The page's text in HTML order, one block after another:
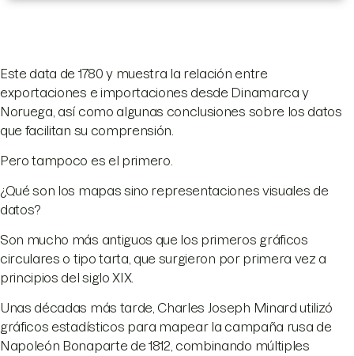
Este data de 1780 y muestra la relación entre
exportaciones e importaciones desde Dinamarca y
Noruega, así como algunas conclusiones sobre los datos
que facilitan su comprensión.
Pero tampoco es el primero.
¿Qué son los mapas sino representaciones visuales de
datos?
Son mucho más antiguos que los primeros gráficos
circulares o tipo tarta, que surgieron por primera vez a
principios del siglo XIX.
Unas décadas más tarde, Charles Joseph Minard utilizó
gráficos estadísticos para mapear la campaña rusa de
Napoleón Bonaparte de 1812, combinando múltiples